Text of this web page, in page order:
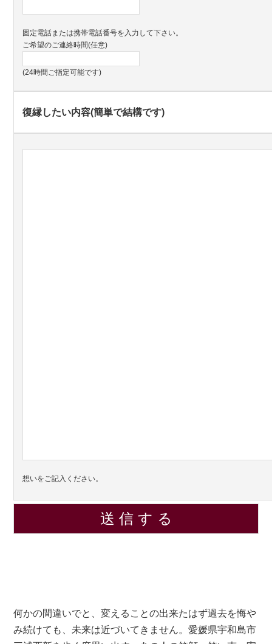
固定電話または携帯電話番号を入力して下さい。
ご希望のご連絡時間(任意)
(24時間ご指定可能です)
復縁したい内容(簡単で結構です)
想いをご記入ください。
何かの間違いでと、変えることの出来たはず過去を悔や
み続けても、未来は近づいてきません。愛媛県宇和島市